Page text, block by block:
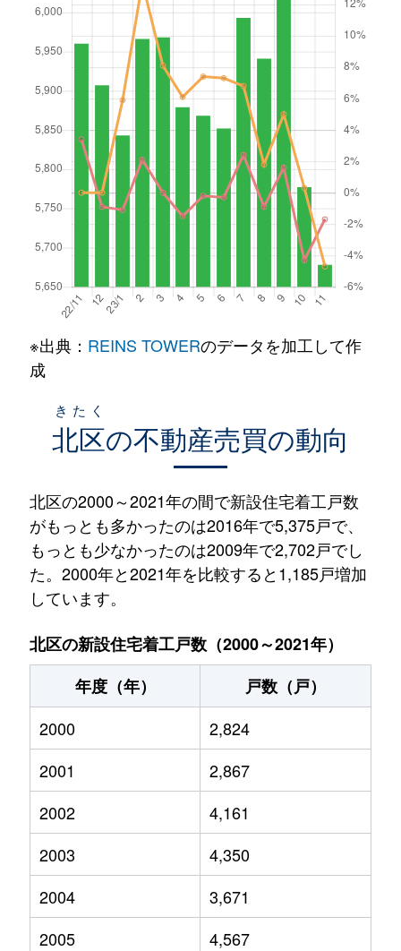
※出典： REINS TOWERのデータを加工して作
成
北区
きたく
の不動産売買の動向
北区の2000～2021年の間で新設住宅着工戸数
がもっとも多かったのは2016年で5,375戸で、
もっとも少なかったのは2009年で2,702戸でし
た。2000年と2021年を比較すると1,185戸増加
しています。
北区の新設住宅着工戸数（2000～2021年）
年度（年）
戸数（戸）
2000
2,824
2001
2,867
2002
4,161
2003
4,350
2004
3,671
2005
4,567